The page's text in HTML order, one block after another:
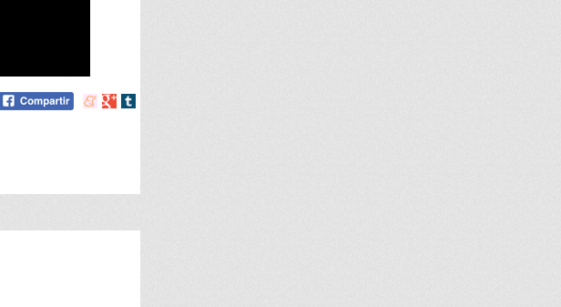
Compartir
Compartir
Compartir